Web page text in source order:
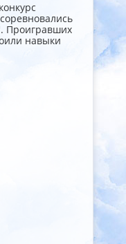
Проигравших
навыки